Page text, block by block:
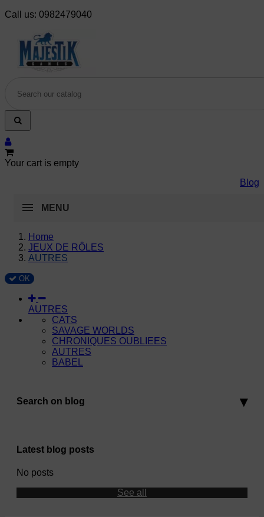
Call us: 0982479040
Your cart is empty
Blog
MENU
Home
JEUX DE RÔLES
AUTRES
OK
AUTRES
CATS
SAVAGE WORLDS
CHRONIQUES OUBLIEES
AUTRES
BABEL
Search on blog
Latest blog posts
No posts
See all